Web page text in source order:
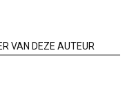
VAN DEZE AUTEUR